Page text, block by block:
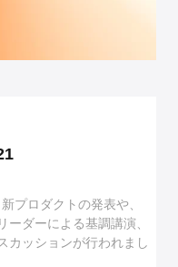
プロダクトの発表や、
ダーによる基調講演、
カッションが行われまし